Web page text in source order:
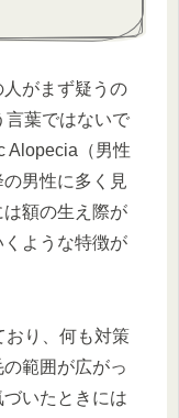
がまず疑うの
言葉ではないで
Alopecia（男性
男性に多く見
額の生え際が
ような特徴が
おり、何も対策
範囲が広がっ
いたときには